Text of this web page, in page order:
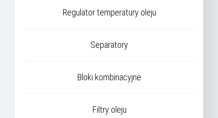
Regulator temperatury oleju
Separatory
Bloki kombinacyjne
Filtry oleju